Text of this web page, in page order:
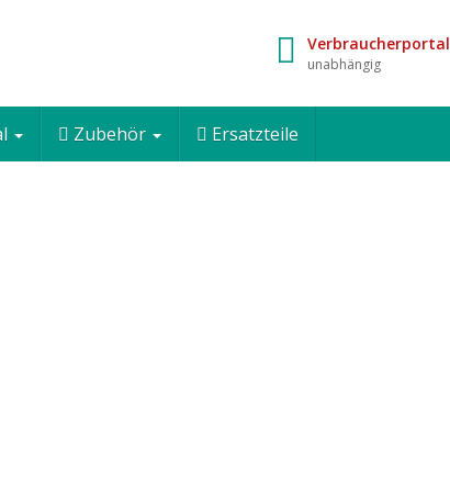
Verbraucherportal
unabhängig
Zubehör Ersatzteile